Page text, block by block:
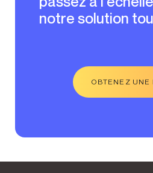
notre solution
OBTENEZ UNE